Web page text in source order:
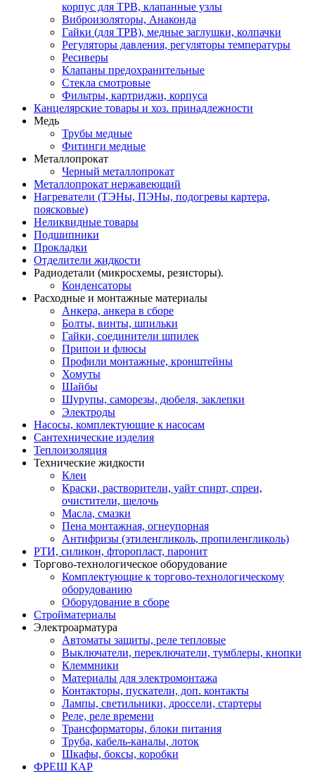
корпус для ТРВ, клапанные узлы
Виброизоляторы, Анаконда
Гайки (для ТРВ), медные заглушки, колпачки
Регуляторы давления, регуляторы температуры
Ресиверы
Клапаны предохранительные
Стекла смотровые
Фильтры, картриджи, корпуса
Канцелярские товары и хоз. принадлежности
Медь
Трубы медные
Фитинги медные
Металлопрокат
Черный металлопрокат
Металлопрокат нержавеющий
Нагреватели (ТЭНы, ПЭНы, подогревы картера,
поясковые)
Неликвидные товары
Подшипники
Прокладки
Отделители жидкости
Радиодетали (микросхемы, резисторы).
Конденсаторы
Расходные и монтажные материалы
Анкера, анкера в сборе
Болты, винты, шпильки
Гайки, соединители шпилек
Припои и флюсы
Профили монтажные, кронштейны
Хомуты
Шайбы
Шурупы, саморезы, дюбеля, заклепки
Электроды
Насосы, комплектующие к насосам
Сантехнические изделия
Теплоизоляция
Технические жидкости
Клеи
Краски, растворители, уайт спирт, спреи,
очистители, щелочь
Масла, смазки
Пена монтажная, огнеупорная
Антифризы (этиленгликоль, пропиленгликоль)
РТИ, силикон, фторопласт, паронит
Торгово-технологическое оборудование
Комплектующие к торгово-технологическому
оборудованию
Оборудование в сборе
Стройматериалы
Электроарматура
Автоматы защиты, реле тепловые
Выключатели, переключатели, тумблеры, кнопки
Клеммники
Материалы для электромонтажа
Контакторы, пускатели, доп. контакты
Лампы, светильники, дроссели, стартеры
Реле, реле времени
Трансформаторы, блоки питания
Труба, кабель-каналы, лоток
Шкафы, боксы, коробки
ФРЕШ КАР